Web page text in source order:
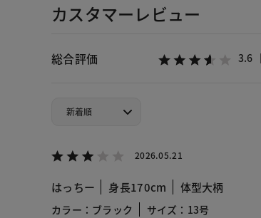
カスタマーレビュー
総合評価 3.6
2026.05.21
はっちー 身長170cm 体型大柄
カラー：ブラック
サイズ：13号